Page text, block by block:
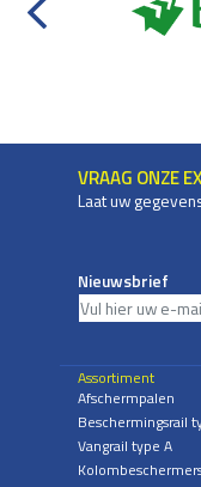
VRAAG ONZE
Laat uw
Nieuwsbrief
Assortiment
Afschermpalen
Beschermingsrail
Vangrail type A